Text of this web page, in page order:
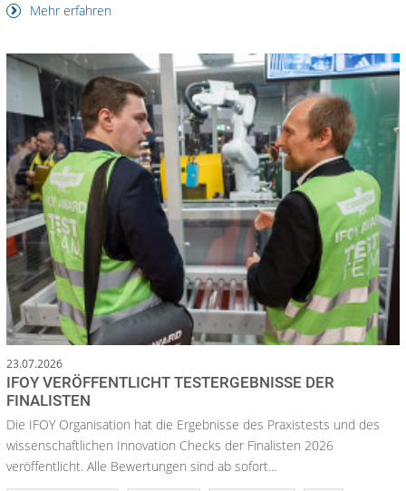
Mehr erfahren
23.07.2026
IFOY VERÖFFENTLICHT TESTERGEBNISSE DER
FINALISTEN
Die IFOY Organisation hat die Ergebnisse des Praxistests und des
wissenschaftlichen Innovation Checks der Finalisten 2026
veröffentlicht. Alle Bewertungen sind ab sofort...